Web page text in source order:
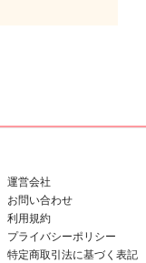
運営会社
お問い合わせ
利用規約
プライバシーポリシー
特定商取引法に基づく表記